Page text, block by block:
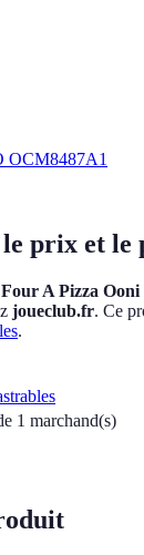
OCM8487A1
prix et le
A Pizza Ooni
joueclub.fr. Ce
.
1 marchand(s)